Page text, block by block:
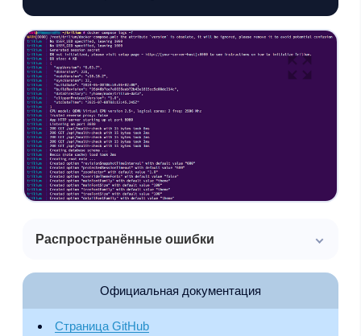
Распространённые ошибки
Официальная документация
Страница GitHub